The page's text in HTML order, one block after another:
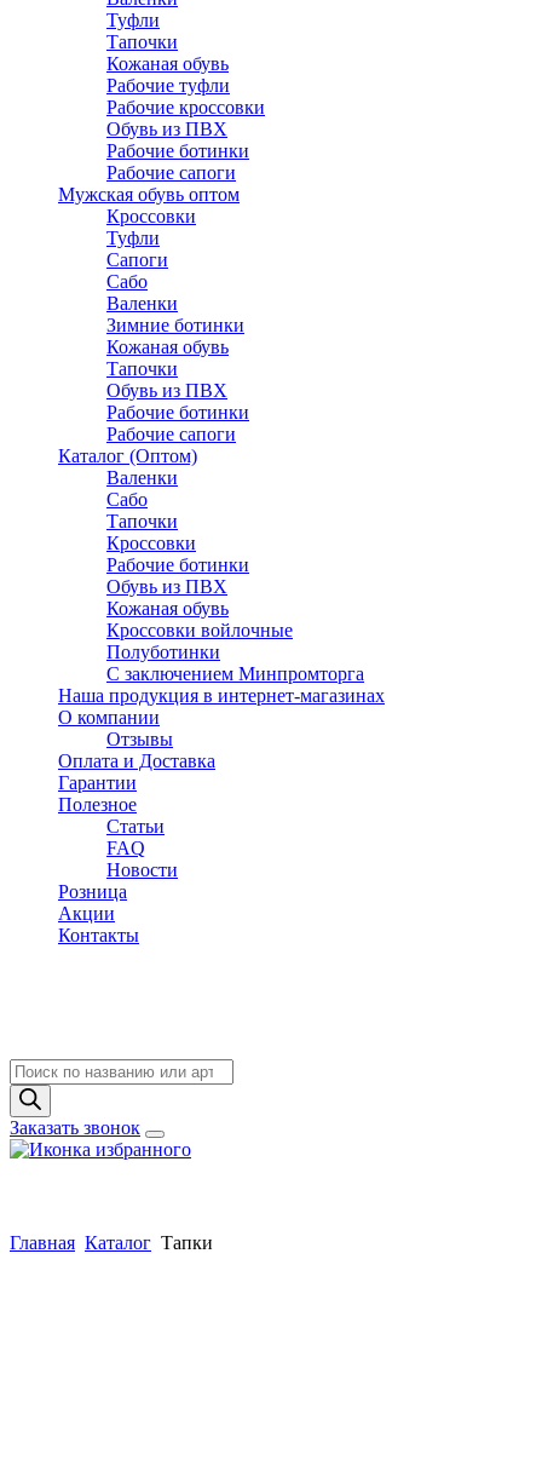
Туфли
Тапочки
Кожаная обувь
Рабочие туфли
Рабочие кроссовки
Обувь из ПВХ
Рабочие ботинки
Рабочие сапоги
Мужская обувь оптом
Кроссовки
Туфли
Сапоги
Сабо
Валенки
Зимние ботинки
Кожаная обувь
Тапочки
Обувь из ПВХ
Рабочие ботинки
Рабочие сапоги
Каталог (Оптом)
Валенки
Сабо
Тапочки
Кроссовки
Рабочие ботинки
Обувь из ПВХ
Кожаная обувь
Кроссовки войлочные
Полуботинки
C заключением Минпромторга
Наша продукция в интернет-магазинах
О компании
Отзывы
Оплата и Доставка
Гарантии
Полезное
Статьи
FAQ
Новости
Розница
Акции
Контакты
Поиск
товаров
Заказать звонок
Главная Каталог Тапки